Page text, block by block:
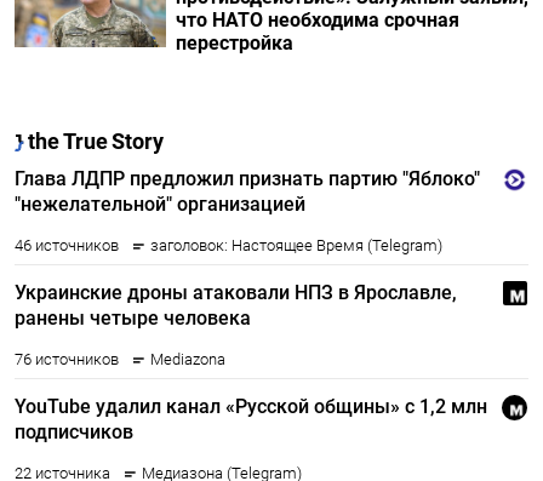
что НАТО необходима срочная
перестройка